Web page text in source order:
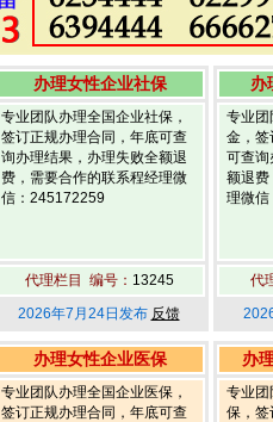
办理女性企业社保
专业团队办理全国企业社保，
签订正规办理合同，年底可查
询办理结果，办理失败全额退
费，需要合作的联系程经理微
信：245172259
代理栏目 编号： 13245
2026年7月24日发布 反馈
办
专业团
金，签
可查询
额退费
理微
代
办理女性企业医保
专业团队办理全国企业医保，
签订正规办理合同，年底可查
办
专业团
保，签